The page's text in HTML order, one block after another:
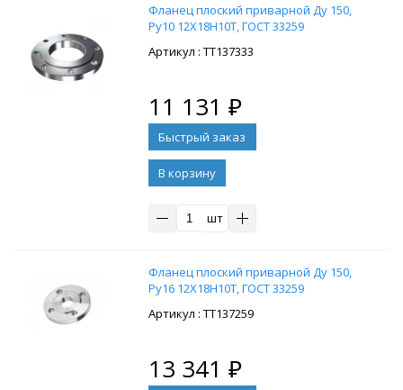
Фланец плоский приварной Ду 150,
Ру10 12Х18Н10Т, ГОСТ 33259
: ТТ137333
11 131 ₽
В корзину
шт
Фланец плоский приварной Ду 150,
Ру16 12Х18Н10Т, ГОСТ 33259
: ТТ137259
13 341 ₽